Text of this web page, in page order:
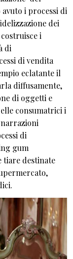
i processi di
dei
i
di
di vendita
eclatante il
diffusamente,
di oggetti e
consumatrici i
di
gum
tiare destinate